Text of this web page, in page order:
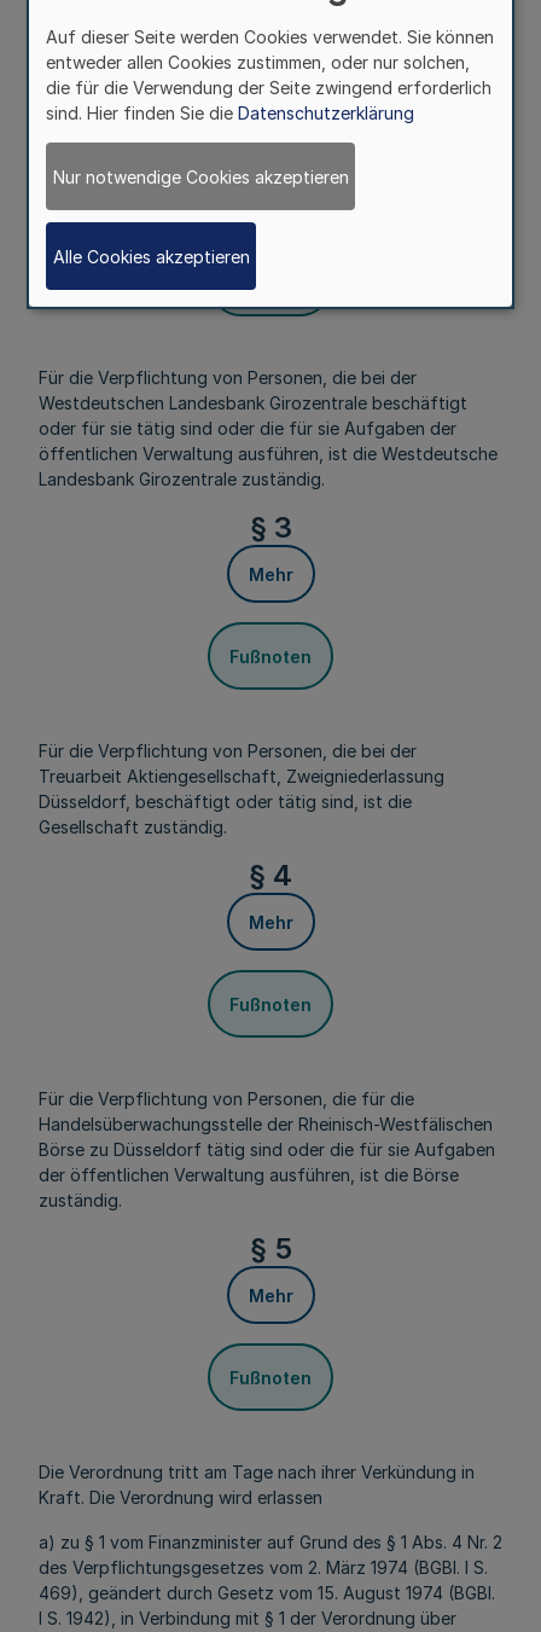
Einrichtungen meines Geschäftsbereichs sowie die
Außenstellen der Oberfinanzdirektionen jeweils für die zu
verpflichtenden Personen zuständig, die bei ihnen
beschäftigt oder für sie beratend oder in sonstiger
Funktion tätig sind.
§ 2
Fußnoten
Für die Verpflichtung von Personen, die bei der
Westdeutschen Landesbank Girozentrale beschäftigt
oder für sie tätig sind oder die für sie Aufgaben der
öffentlichen Verwaltung ausführen, ist die Westdeutsche
Landesbank Girozentrale zuständig.
§ 3
Mehr
Fußnoten
Für die Verpflichtung von Personen, die bei der
Treuarbeit Aktiengesellschaft, Zweigniederlassung
Düsseldorf, beschäftigt oder tätig sind, ist die
Gesellschaft zuständig.
§ 4
Mehr
Fußnoten
Für die Verpflichtung von Personen, die für die
Handelsüberwachungsstelle der Rheinisch-Westfälischen
Börse zu Düsseldorf tätig sind oder die für sie Aufgaben
der öffentlichen Verwaltung ausführen, ist die Börse
zuständig.
§ 5
Mehr
Fußnoten
Die Verordnung tritt am Tage nach ihrer Verkündung in
Kraft. Die Verordnung wird erlassen
a) zu § 1 vom Finanzminister auf Grund des § 1 Abs. 4 Nr. 2
des Verpflichtungsgesetzes vom 2. März 1974 (BGBl. I S.
469), geändert durch Gesetz vom 15. August 1974 (BGBl.
I S. 1942), in Verbindung mit § 1 der Verordnung über
Auf dieser Seite werden Cookies verwendet. Sie können
entweder allen Cookies zustimmen, oder nur solchen,
die für die Verwendung der Seite zwingend erforderlich
sind. Hier finden Sie die Datenschutzerklärung
Nur notwendige Cookies akzeptieren
Alle Cookies akzeptieren